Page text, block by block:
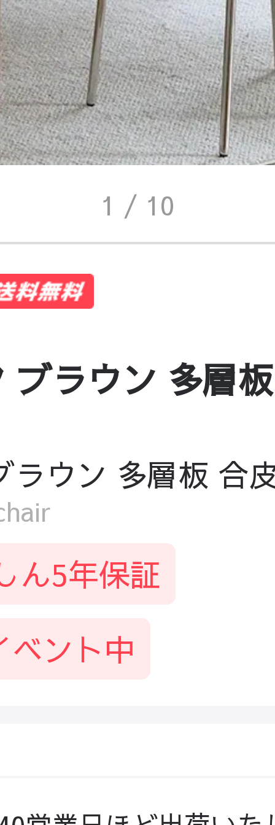
1 / 10
ブラウン 多層
ラウン 多層板
ん5年保証
ント中